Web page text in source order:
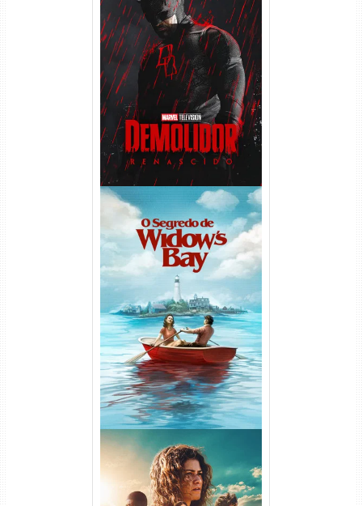
Demolidor: Renascido 2ª
Temporada (2026) WEB-DL
1080p Dual Áudio
O Segredo de Widow’s Bay
1ª Temporada Torrent (2026)
WEB-DL 1080p Dual Áudio